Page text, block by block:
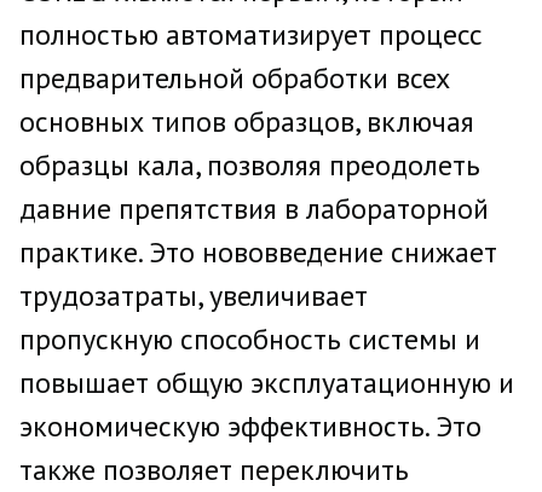
полностью автоматизирует процесс
предварительной обработки всех
основных типов образцов, включая
образцы кала, позволяя преодолеть
давние препятствия в лабораторной
практике. Это нововведение снижает
трудозатраты, увеличивает
пропускную способность системы и
повышает общую эксплуатационную и
экономическую эффективность. Это
также позволяет переключить